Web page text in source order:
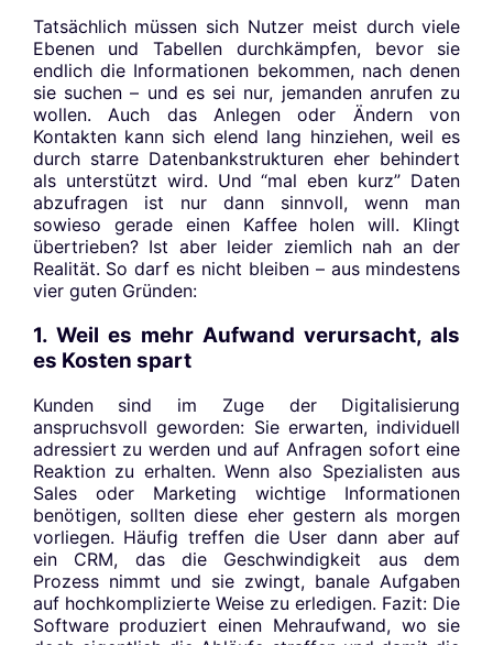
Tatsächlich müssen sich Nutzer meist durch viele
Ebenen und Tabellen durchkämpfen, bevor sie
endlich die Informationen bekommen, nach denen
sie suchen – und es sei nur, jemanden anrufen zu
wollen. Auch das Anlegen oder Ändern von
Kontakten kann sich elend lang hinziehen, weil es
durch starre Datenbankstrukturen eher behindert
als unterstützt wird. Und “mal eben kurz” Daten
abzufragen ist nur dann sinnvoll, wenn man
sowieso gerade einen Kaffee holen will. Klingt
übertrieben? Ist aber leider ziemlich nah an der
Realität. So darf es nicht bleiben – aus mindestens
vier guten Gründen:
1. Weil es mehr Aufwand verursacht, als
es Kosten spart
Kunden sind im Zuge der Digitalisierung
anspruchsvoll geworden: Sie erwarten, individuell
adressiert zu werden und auf Anfragen sofort eine
Reaktion zu erhalten. Wenn also Spezialisten aus
Sales oder Marketing wichtige Informationen
benötigen, sollten diese eher gestern als morgen
vorliegen. Häufig treffen die User dann aber auf
ein CRM, das die Geschwindigkeit aus dem
Prozess nimmt und sie zwingt, banale Aufgaben
auf hochkomplizierte Weise zu erledigen. Fazit: Die
Software produziert einen Mehraufwand, wo sie